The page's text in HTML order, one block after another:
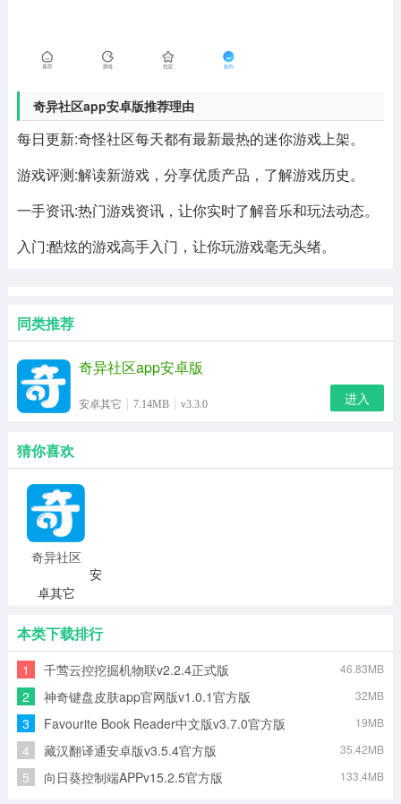
奇异社区app安卓版推荐理由
每日更新:奇怪社区每天都有最新最热的迷你游戏上架。
游戏评测:解读新游戏，分享优质产品，了解游戏历史。
一手资讯:热门游戏资讯，让你实时了解音乐和玩法动态。
入门:酷炫的游戏高手入门，让你玩游戏毫无头绪。
同类推荐
奇异社区app安卓版
安卓其它 7.14MB v3.3.0 进入
猜你喜欢
奇异社区
版
安
卓其它
进入
本类下载排行
1 千莺云控挖掘机物联v2.2.4正式版 46.83MB
2 神奇键盘皮肤app官网版v1.0.1官方版 32MB
3 Favourite Book Reader中文版v3.7.0官方版 19MB
4 藏汉翻译通安卓版v3.5.4官方版 35.42MB
5 向日葵控制端APPv15.2.5官方版 133.4MB